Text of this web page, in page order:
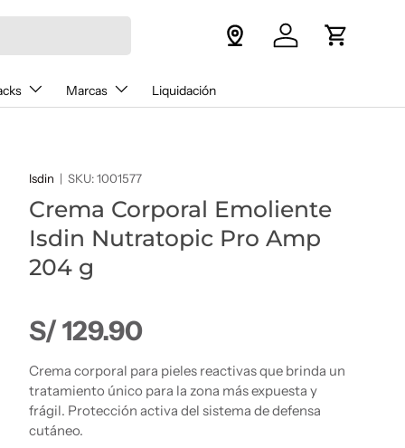
Iniciar sesión
Carrito
Marcas Liquidación
Isdin | SKU:1001577
Crema Corporal Emoliente
Isdin Nutratopic Pro Amp
204 g
Precio normal
S/ 129.90
Crema corporal para pieles reactivas que brinda un
tratamiento único para la zona más expuesta y
frágil. Protección activa del sistema de defensa
cutáneo.